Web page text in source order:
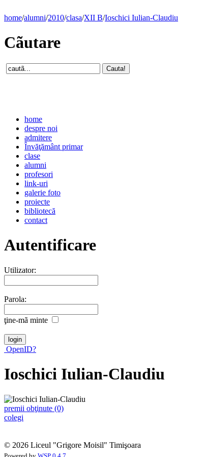
home/alumni/2010/clasa/XII B/Ioschici Iulian-Claudiu
Cãutare
home
despre noi
admitere
Învăţământ primar
clase
alumni
profesori
link-uri
galerie foto
proiecte
bibliotecă
contact
Autentificare
Utilizator:
Parola:
ţine-mã minte
OpenID?
Ioschici Iulian-Claudiu
premii obţinute (0)
colegi
© 2026 Liceul "Grigore Moisil" Timişoara